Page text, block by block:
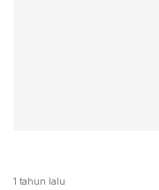
1 tahun lalu